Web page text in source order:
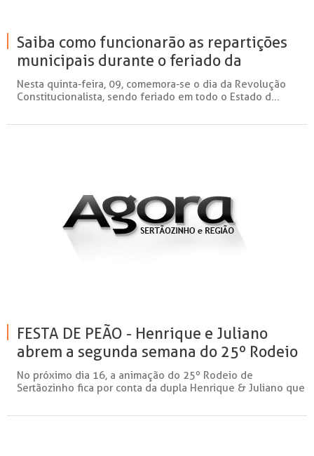
Saiba como funcionarão as repartições
municipais durante o feriado da
Revolução Constitucionalista
Nesta quinta-feira, 09, comemora-se o dia da Revolução
Constitucionalista, sendo feriado em todo o Estado d...
FESTA DE PEÃO - Henrique e Juliano
abrem a segunda semana do 25º Rodeio
de Sertãozinho no dia 16
No próximo dia 16, a animação do 25º Rodeio de
Sertãozinho fica por conta da dupla Henrique & Juliano que